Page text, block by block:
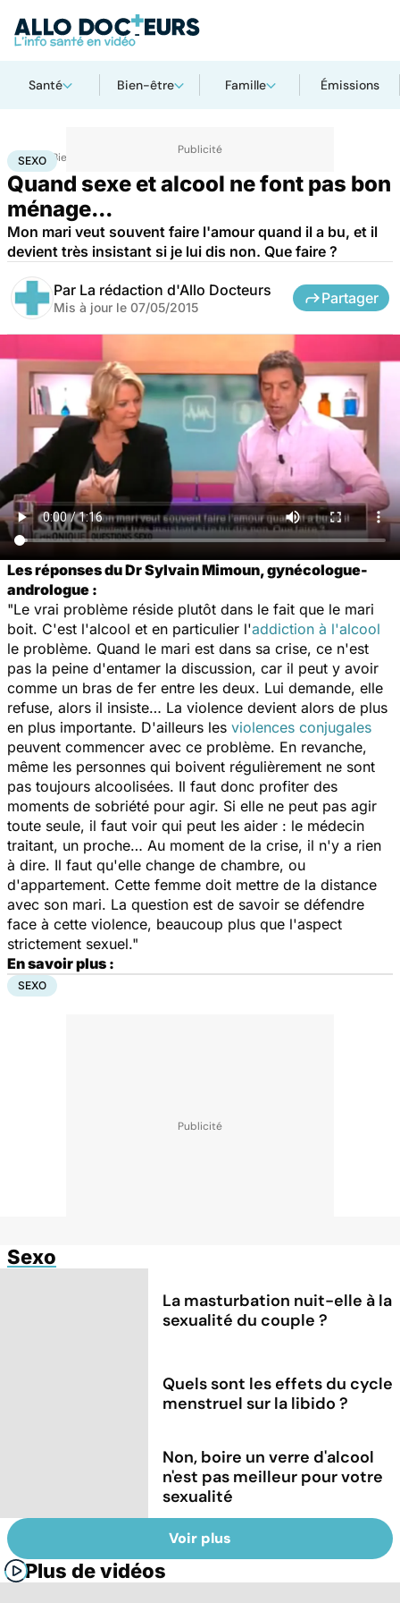
Santé Bien-être Famille Émissions
Accueil Bien-être
SEXO
Quand sexe et alcool ne font pas bon
ménage...
Mon mari veut souvent faire l'amour quand il a bu, et il
devient très insistant si je lui dis non. Que faire ?
Par La rédaction d'Allo Docteurs
Mis à jour le 07/05/2015
Partager
Les réponses du Dr Sylvain Mimoun, gynécologue-
andrologue :
"Le vrai problème réside plutôt dans le fait que le mari
boit. C'est l'alcool et en particulier l'addiction à l'alcool
le problème. Quand le mari est dans sa crise, ce n'est
pas la peine d'entamer la discussion, car il peut y avoir
comme un bras de fer entre les deux. Lui demande, elle
refuse, alors il insiste… La violence devient alors de plus
en plus importante. D'ailleurs les violences conjugales
peuvent commencer avec ce problème. En revanche,
même les personnes qui boivent régulièrement ne sont
pas toujours alcoolisées. Il faut donc profiter des
moments de sobriété pour agir. Si elle ne peut pas agir
toute seule, il faut voir qui peut les aider : le médecin
traitant, un proche… Au moment de la crise, il n'y a rien
à dire. Il faut qu'elle change de chambre, ou
d'appartement. Cette femme doit mettre de la distance
avec son mari. La question est de savoir se défendre
face à cette violence, beaucoup plus que l'aspect
strictement sexuel."
En savoir plus :
SEXO
Sexo
La masturbation nuit-elle à la
sexualité du couple ?
Quels sont les effets du cycle
menstruel sur la libido ?
Non, boire un verre d'alcool
n'est pas meilleur pour votre
sexualité
Voir plus
Plus de vidéos